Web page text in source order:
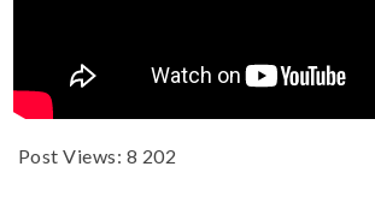
Post Views: 8 202